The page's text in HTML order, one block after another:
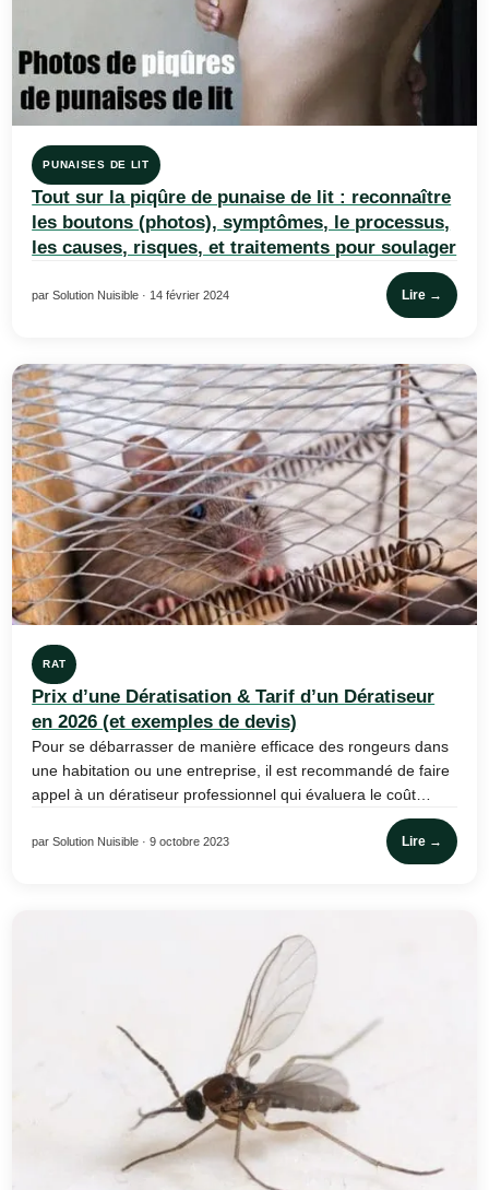
PUNAISES DE LIT
Tout sur la piqûre de punaise de lit : reconnaître
les boutons (photos), symptômes, le processus,
les causes, risques, et traitements pour soulager
par Solution Nuisible · 14 février 2024 Lire →
RAT
Prix d’une Dératisation & Tarif d’un Dératiseur
en 2026 (et exemples de devis)
Pour se débarrasser de manière efficace des rongeurs dans
une habitation ou une entreprise, il est recommandé de faire
appel à un dératiseur professionnel qui évaluera le coût…
par Solution Nuisible · 9 octobre 2023 Lire →